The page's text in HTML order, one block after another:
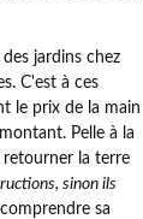
jardins chez
C'est à ces
le prix de la main
Pelle à la
retourner la terre
sinon ils
sa